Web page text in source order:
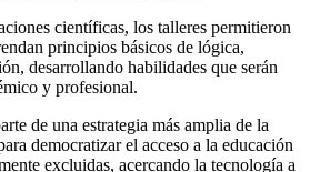
científicas, los talleres permitieron
principios básicos de lógica,
desarrollando habilidades que serán
y profesional.
de una estrategia más amplia de la
democratizar el acceso a la educación
excluidas, acercando la tecnología a